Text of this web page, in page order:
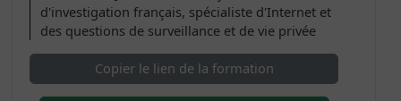
d'investigation français, spécialiste d'Internet et
des questions de surveillance et de vie privée
Copier le lien de la formation